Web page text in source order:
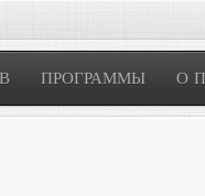
ПРОГРАММЫ О